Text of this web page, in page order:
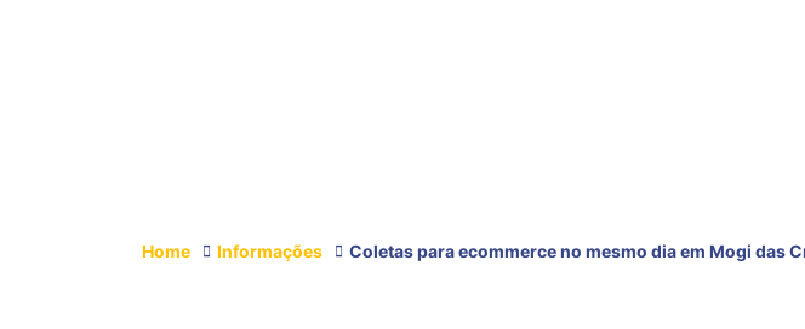
Home Informações Coletas para ecommerce no mesmo dia em Mogi das